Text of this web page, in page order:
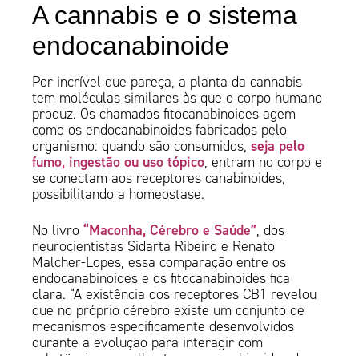
A cannabis e o sistema
endocanabinoide
Por incrível que pareça, a planta da cannabis
tem moléculas similares às que o corpo humano
produz. Os chamados fitocanabinoides agem
como os endocanabinoides fabricados pelo
organismo: quando são consumidos,seja pelo
fumo, ingestão ou uso tópico, entram no corpo e
se conectam aos receptores canabinoides,
possibilitando a homeostase.
No livro“Maconha, Cérebro e Saúde”, dos
neurocientistas Sidarta Ribeiro e Renato
Malcher-Lopes, essa comparação entre os
endocanabinoides e os fitocanabinoides fica
clara. “A existência dos receptores CB1 revelou
que no próprio cérebro existe um conjunto de
mecanismos especificamente desenvolvidos
durante a evolução para interagir com